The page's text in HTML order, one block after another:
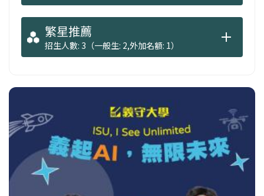
繁星推薦
招生人數: 3（一般生: 2,外加名額: 1）